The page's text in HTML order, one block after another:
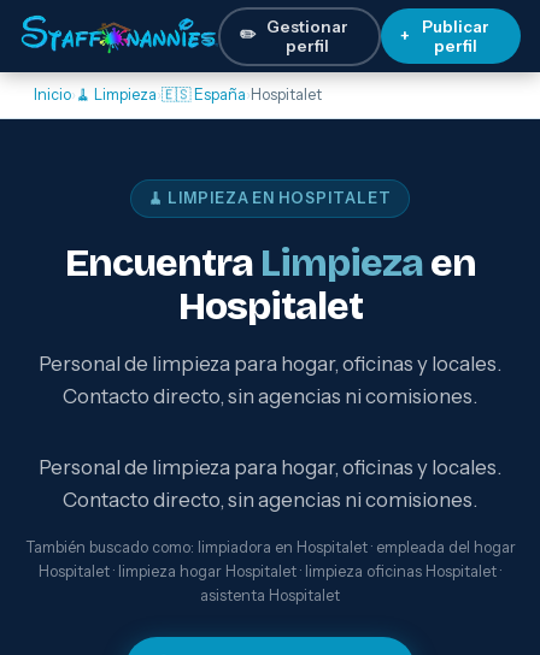
✏️ Gestionar
perfil
+
Publicar
perfil
Inicio› 🧹 Limpieza›🇪🇸 España› Hospitalet
🧹 LIMPIEZA EN HOSPITALET
Encuentra Limpiezaen
Hospitalet
Personal de limpieza para hogar, oficinas y locales.
Contacto directo, sin agencias ni comisiones.
Personal de limpieza para hogar, oficinas y locales.
Contacto directo, sin agencias ni comisiones.
También buscado como: limpiadora en Hospitalet · empleada del hogar
Hospitalet · limpieza hogar Hospitalet · limpieza oficinas Hospitalet ·
asistenta Hospitalet